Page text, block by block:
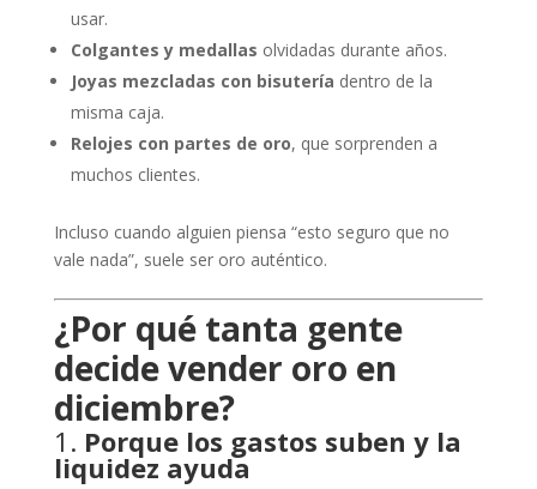
usar.
Colgantes y medallas olvidadas durante años.
Joyas mezcladas con bisutería dentro de la
misma caja.
Relojes con partes de oro, que sorprenden a
muchos clientes.
Incluso cuando alguien piensa “esto seguro que no
vale nada”, suele ser oro auténtico.
¿Por qué tanta gente
decide vender oro en
diciembre?
1. Porque los gastos suben y la
liquidez ayuda